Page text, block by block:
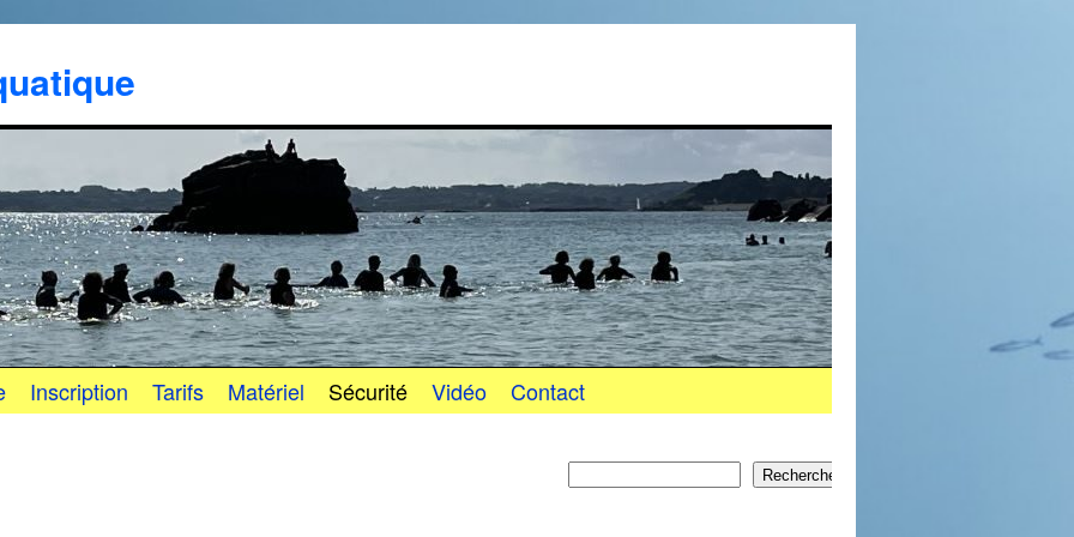
Inscription Tarifs Matériel Sécurité Vidéo Contact
Rechercher